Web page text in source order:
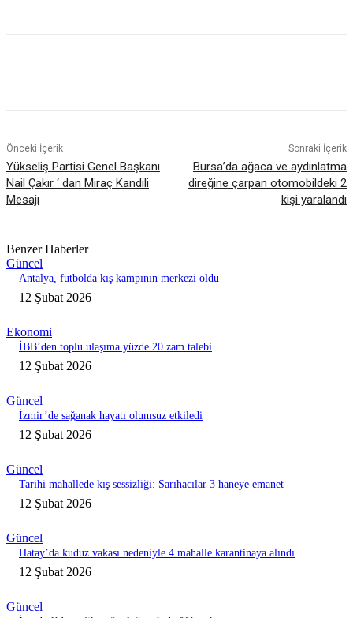
Önceki İçerik
Yükseliş Partisi Genel Başkanı
Nail Çakır ‘ dan Miraç Kandili
Mesajı
Sonraki İçerik
Bursa’da ağaca ve aydınlatma
direğine çarpan otomobildeki 2
kişi yaralandı
Benzer Haberler
Güncel
Antalya, futbolda kış kampının merkezi oldu
12 Şubat 2026
Ekonomi
İBB’den toplu ulaşıma yüzde 20 zam talebi
12 Şubat 2026
Güncel
İzmir’de sağanak hayatı olumsuz etkiledi
12 Şubat 2026
Güncel
Tarihi mahallede kış sessizliği: Sarıhacılar 3 haneye emanet
12 Şubat 2026
Güncel
Hatay’da kuduz vakası nedeniyle 4 mahalle karantinaya alındı
12 Şubat 2026
Güncel